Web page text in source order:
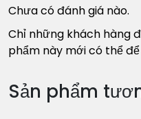
Chưa có đánh giá nào.
Chỉ những khách hàng
phẩm này mới có thể để
Sản phẩm